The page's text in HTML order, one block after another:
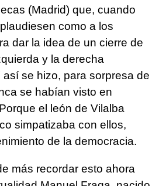
(Madrid) que, cuando
como a los
dar la idea de un cierre de
y la derecha
se hizo, para sorpresa de
se habían visto en
el león de Vilalba
simpatizaba con ellos,
de la democracia.
más recordar esto ahora